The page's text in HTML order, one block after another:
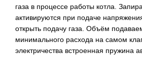
газа в процессе работы котла.
активируются при подаче
открыть подачу газа. Объём
минимального расхода на самом
электричества встроенная пружина